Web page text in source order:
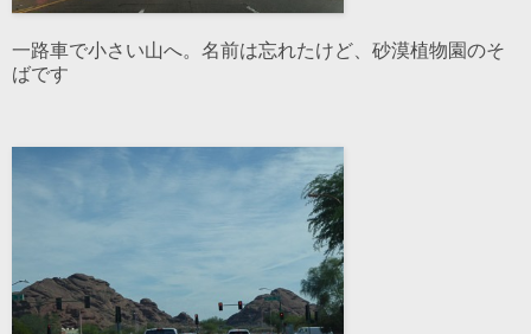
一路車で小さい山へ。名前は忘れたけど、砂漠植物園のそ
ばです